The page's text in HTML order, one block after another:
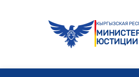
КЫРГЫЗСКАЯ
ЮСТИЦИИ